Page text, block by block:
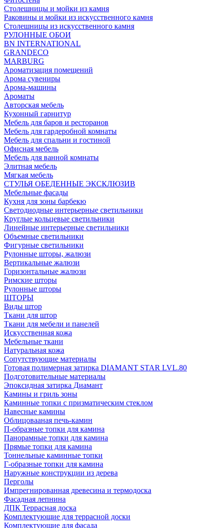
Столешницы и мойки из камня
Раковины и мойки из искусственного камня
Столешницы из искусственного камня
РУЛОННЫЕ ОБОИ
BN INTERNATIONAL
GRANDECO
MARBURG
Ароматизация помещений
Арома сувениры
Арома-машины
Ароматы
Авторская мебель
Кухонный гарнитур
Мебель для баров и ресторанов
Мебель для гардеробной комнаты
Мебель для спальни и гостиной
Офисная мебель
Мебель для ванной комнаты
Элитная мебель
Мягкая мебель
СТУЛЬЯ ОБЕДЕННЫЕ ЭКСКЛЮЗИВ
Мебельные фасады
Кухня для зоны барбекю
Светодиодные интерьерные светильники
Круглые кольцевые светильники
Линейные интерьерные светильники
Объемные светильники
Фигурные светильники
Рулонные шторы, жалюзи
Вертикальные жалюзи
Горизонтальные жалюзи
Римские шторы
Рулонные шторы
ШТОРЫ
Виды штор
Ткани для штор
Ткани для мебели и панелей
Искусственная кожа
Мебельные ткани
Натуральная кожа
Сопутствующие материалы
Готовая полимерная затирка DIAMANT STAR LVL.80
Подготовительные материалы
Эпоксидная затирка Диамант
Камины и гриль зоны
Каминные топки с призматическим стеклом
Навесные камины
Облицовааная печь-камин
П-образные топки для камина
Панорамные топки для камина
Прямые топки для камина
Тоннельные каминные топки
Г-образные топки для камина
Наружные конструкции из дерева
Перголы
Импрегнированная древесина и термодоска
Фасадная лепнина
ДПК Террасная доска
Комплектующие для террасной доски
Комплектующие для фасада